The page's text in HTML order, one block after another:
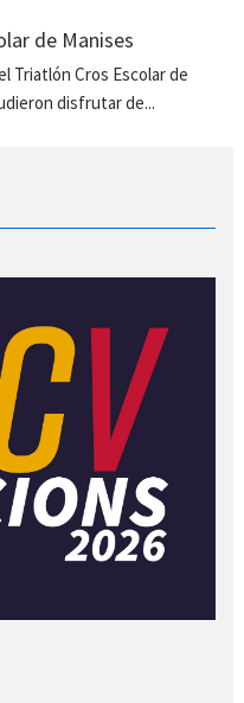
de Manises
Triatlón Cros Escolar de
disfrutar de...